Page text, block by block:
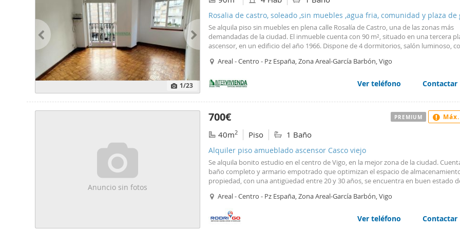
1/23
Rosalia de castro, soleado ,sin muebles ,agua fria, comunidad y plaza de
incluidas
Se alquila piso sin muebles en plena calle Rosalía de Castro, una de las zonas más
demandadas de la ciudad. El inmueble cuenta con 90 m², situado en una tercera
ascensor, en un edificio del año 1966. Dispone de 4 dormitorios, salón luminoso,
Además, incluye 2 balcones, suelos de parquet y gres, ventanas de aluminio y es
condiciones: La comunidad y el agua están incluidos en el precio (aprox. 100 €/
Incluye plaza de garaje en Rúa Areal, válida para coche pequeño. REQUISITO
Areal - Centro - Pz España, Zona Areal-García Barbón, Vigo
Ver teléfono Contactar
Anuncio sin fotos
700€
40m2 Piso 1 Baño
Alquiler piso amueblado ascensor Casco viejo
Se alquila bonito estudio en el centro de Vigo, en la mejor zona de la ciudad.
baño completo y armario empotrado que optimizan el espacio de
propiedad, con una antigüedad entre 20 y 30 años, se encuentra en buen estado
exterior de aluminio, que garantizan un ambiente cálido y confortable. La cocina
portero automático, puerta blindada y teléfono. Es un piso exterior, ideal para
Areal - Centro - Pz España, Zona Areal-García Barbón, Vigo
Ver teléfono Contactar
PREMIUM